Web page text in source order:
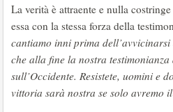
La verità è attraente e nulla
essa con la stessa forza della
cantiamo inni prima
che alla fine la nostra
sull’Occidente. Resistete, uomini e
vittoria sarà nostra se solo avremo